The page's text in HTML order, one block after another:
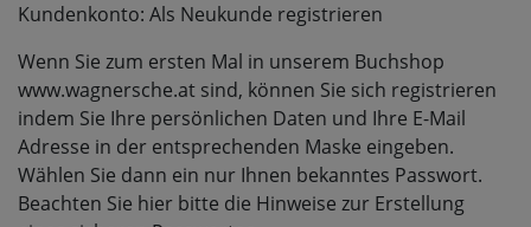
Kundenkonto: Als Neukunde registrieren
Wenn Sie zum ersten Mal in unserem Buchshop
www.wagnersche.at sind, können Sie sich registrieren
indem Sie Ihre persönlichen Daten und Ihre E-Mail
Adresse in der entsprechenden Maske eingeben.
Wählen Sie dann ein nur Ihnen bekanntes Passwort.
Beachten Sie hier bitte die Hinweise zur Erstellung